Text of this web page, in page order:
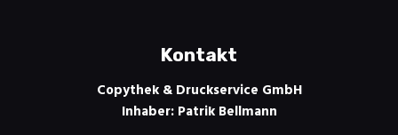
Kontakt
Copythek & Druckservice GmbH
Inhaber: Patrik Bellmann